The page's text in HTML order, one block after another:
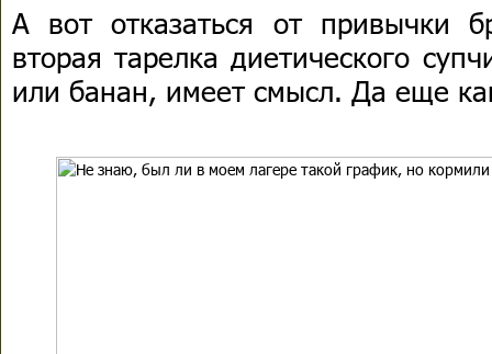
А вот отказаться от привычки
вторая тарелка диетического
или банан, имеет смысл. Да еще